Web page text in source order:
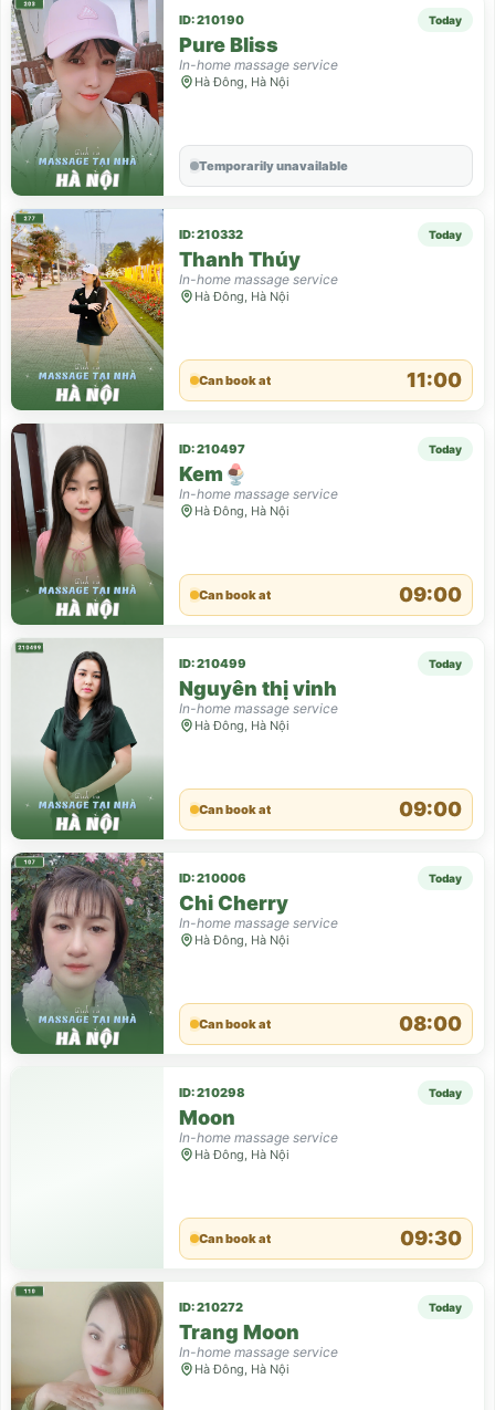
ID: 210190 Today
Pure Bliss
In-home massage service
Hà Đông, Hà Nội
Temporarily unavailable
ID: 210332 Today
Thanh Thúy
In-home massage service
Hà Đông, Hà Nội
Can book at 11:00
ID: 210497 Today
Kem🍨
In-home massage service
Hà Đông, Hà Nội
Can book at 09:00
ID: 210499 Today
Nguyên thị vinh
In-home massage service
Hà Đông, Hà Nội
Can book at 09:00
ID: 210006 Today
Chi Cherry
In-home massage service
Hà Đông, Hà Nội
Can book at 08:00
ID: 210298 Today
Moon
In-home massage service
Hà Đông, Hà Nội
Can book at 09:30
ID: 210272 Today
Trang Moon
In-home massage service
Hà Đông, Hà Nội